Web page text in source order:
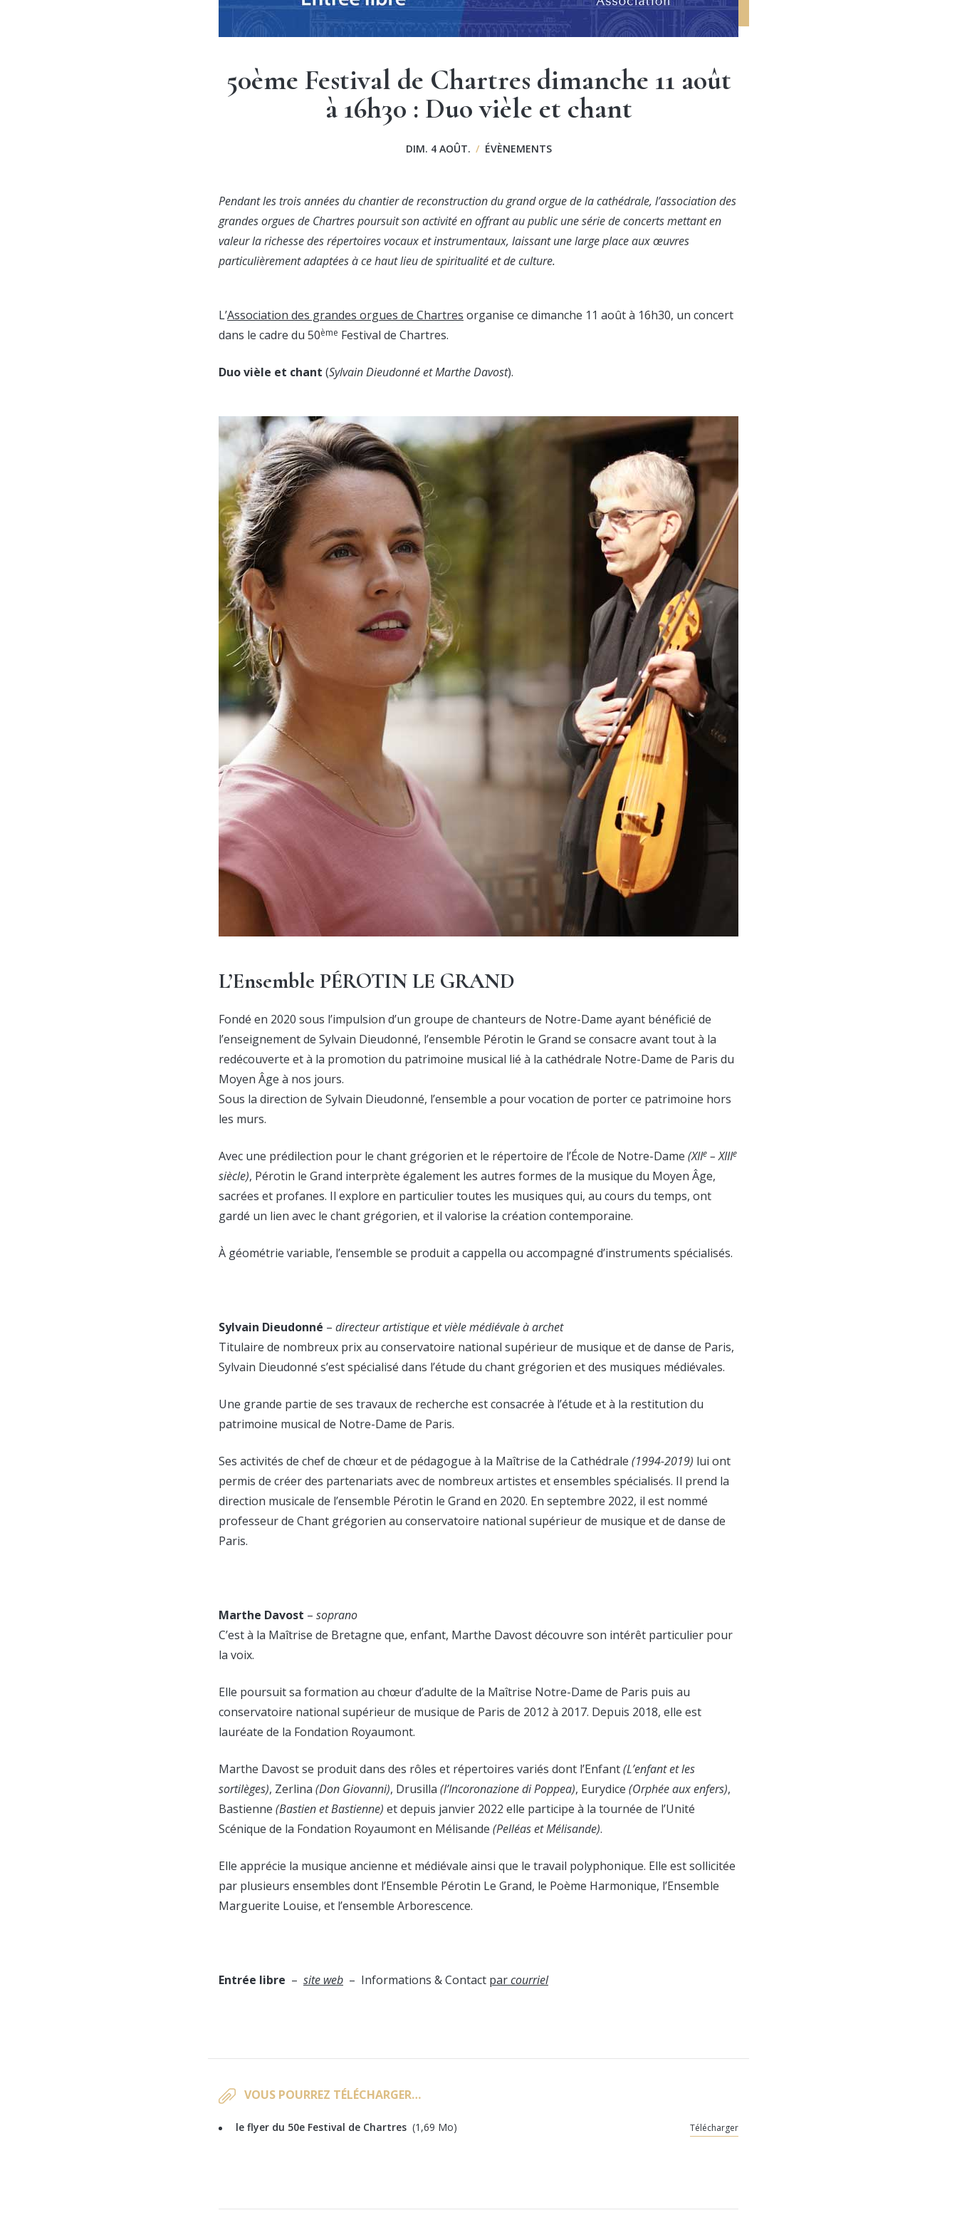
50ème Festival de Chartres dimanche 11 août
à 16h30 : Duo vièle et chant
DIM. 4 AOÛT. / ÉVÈNEMENTS
Pendant les trois années du chantier de reconstruction du grand orgue de la cathédrale, l’association des
grandes orgues de Chartres poursuit son activité en offrant au public une série de concerts mettant en
valeur la richesse des répertoires vocaux et instrumentaux, laissant une large place aux œuvres
particulièrement adaptées à ce haut lieu de spiritualité et de culture.
L’Association des grandes orgues de Chartres organise ce dimanche 11 août à 16h30, un concert
dans le cadre du 50ème Festival de Chartres.
Duo vièle et chant (Sylvain Dieudonné et Marthe Davost).
L’Ensemble PÉROTIN LE GRAND
Fondé en 2020 sous l’impulsion d’un groupe de chanteurs de Notre-Dame ayant bénéficié de
l’enseignement de Sylvain Dieudonné, l’ensemble Pérotin le Grand se consacre avant tout à la
redécouverte et à la promotion du patrimoine musical lié à la cathédrale Notre-Dame de Paris du
Moyen Âge à nos jours.
Sous la direction de Sylvain Dieudonné, l’ensemble a pour vocation de porter ce patrimoine hors
les murs.
Avec une prédilection pour le chant grégorien et le répertoire de l’École de Notre-Dame (XIIe – XIIIe
siècle), Pérotin le Grand interprète également les autres formes de la musique du Moyen Âge,
sacrées et profanes. Il explore en particulier toutes les musiques qui, au cours du temps, ont
gardé un lien avec le chant grégorien, et il valorise la création contemporaine.
À géométrie variable, l’ensemble se produit a cappella ou accompagné d’instruments spécialisés.
Sylvain Dieudonné – directeur artistique et vièle médiévale à archet
Titulaire de nombreux prix au conservatoire national supérieur de musique et de danse de Paris,
Sylvain Dieudonné s’est spécialisé dans l’étude du chant grégorien et des musiques médiévales.
Une grande partie de ses travaux de recherche est consacrée à l’étude et à la restitution du
patrimoine musical de Notre-Dame de Paris.
Ses activités de chef de chœur et de pédagogue à la Maîtrise de la Cathédrale (1994-2019) lui ont
permis de créer des partenariats avec de nombreux artistes et ensembles spécialisés. Il prend la
direction musicale de l’ensemble Pérotin le Grand en 2020. En septembre 2022, il est nommé
professeur de Chant grégorien au conservatoire national supérieur de musique et de danse de
Paris.
Marthe Davost – soprano
C’est à la Maîtrise de Bretagne que, enfant, Marthe Davost découvre son intérêt particulier pour
la voix.
Elle poursuit sa formation au chœur d’adulte de la Maîtrise Notre-Dame de Paris puis au
conservatoire national supérieur de musique de Paris de 2012 à 2017. Depuis 2018, elle est
lauréate de la Fondation Royaumont.
Marthe Davost se produit dans des rôles et répertoires variés dont l’Enfant(L’enfant et les
sortilèges), Zerlina (Don Giovanni), Drusilla (l’Incoronazione di Poppea), Eurydice (Orphée aux enfers),
Bastienne (Bastien et Bastienne) et depuis janvier 2022 elle participe à la tournée de l’Unité
Scénique de la Fondation Royaumont en Mélisande (Pelléas et Mélisande).
Elle apprécie la musique ancienne et médiévale ainsi que le travail polyphonique. Elle est sollicitée
par plusieurs ensembles dont l’Ensemble Pérotin Le Grand, le Poème Harmonique, l’Ensemble
Marguerite Louise, et l’ensemble Arborescence.
Entrée libre – site web – Informations & Contact parcourriel
VOUS POURREZ TÉLÉCHARGER…
le flyer du 50e Festival de Chartres (1,69 Mo) Télécharger